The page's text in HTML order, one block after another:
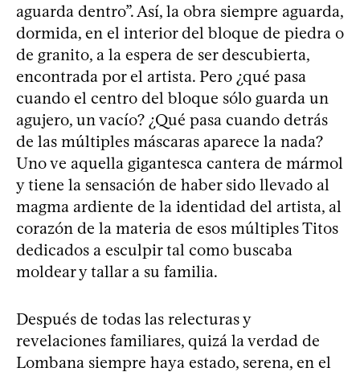
aguarda dentro”. Así, la obra siempre aguarda,
dormida, en el interior del bloque de piedra o
de granito, a la espera de ser descubierta,
encontrada por el artista. Pero ¿qué pasa
cuando el centro del bloque sólo guarda un
agujero, un vacío? ¿Qué pasa cuando detrás
de las múltiples máscaras aparece la nada?
Uno ve aquella gigantesca cantera de mármol
y tiene la sensación de haber sido llevado al
magma ardiente de la identidad del artista, al
corazón de la materia de esos múltiples Titos
dedicados a esculpir tal como buscaba
moldear y tallar a su familia.
Después de todas las relecturas y
revelaciones familiares, quizá la verdad de
Lombana siempre haya estado, serena, en el